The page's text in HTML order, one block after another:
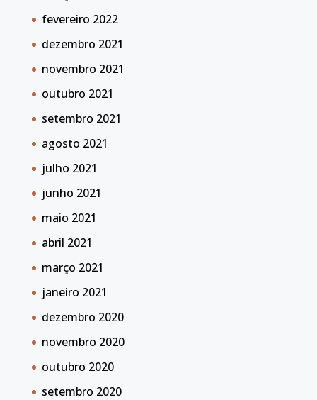
fevereiro 2022
dezembro 2021
novembro 2021
outubro 2021
setembro 2021
agosto 2021
julho 2021
junho 2021
maio 2021
abril 2021
março 2021
janeiro 2021
dezembro 2020
novembro 2020
outubro 2020
setembro 2020